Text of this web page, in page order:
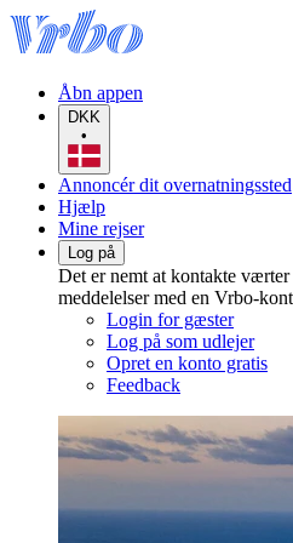
Åbn appen
DKK
•
Annoncér dit overnatningssted
Hjælp
Mine rejser
Log på
Det er nemt at kontakte
meddelelser med en Vrbo-
Login for gæster
Log på som udlejer
Opret en konto gratis
Feedback